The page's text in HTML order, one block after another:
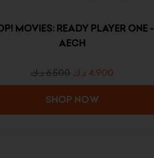
MOVIES: READY PLAYER ONE -
AECH
6.500د.ك 4.900 د.ك
SHOP NOW